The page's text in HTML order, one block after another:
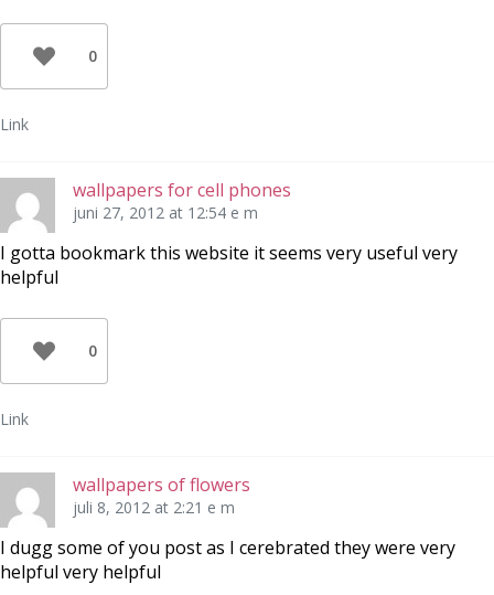
0
Link
wallpapers for cell phones
juni 27, 2012 at 12:54 e m
I gotta bookmark this website it seems very useful very
helpful
0
Link
wallpapers of flowers
juli 8, 2012 at 2:21 e m
I dugg some of you post as I cerebrated they were very
helpful very helpful